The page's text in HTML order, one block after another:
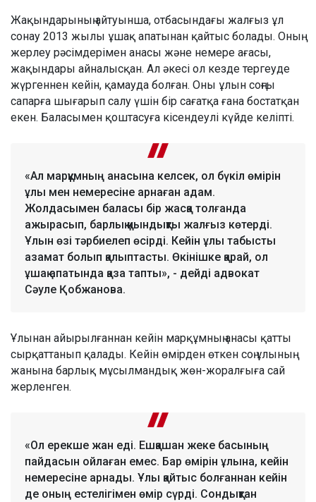
Жақындарының айтуынша, отбасындағы жалғыз ұл
сонау 2013 жылы ұшақ апатынан қайтыс болады. Оның
жерлеу рәсімдерімен анасы және немере ағасы,
жақындары айналысқан. Ал әкесі ол кезде тергеуде
жүргеннен кейін, қамауда болған. Оны ұлын соңғы
сапарға шығарып салу үшін бір сағатқа ғана бостатқан
екен. Баласымен қоштасуға кісендеулі күйде келіпті.
«Ал марқұмның анасына келсек, ол бүкіл өмірін
ұлы мен немересіне арнаған адам.
Жолдасымен баласы бір жасқа толғанда
ажырасып, барлық қиындықты жалғыз көтерді.
Ұлын өзі тәрбиелеп өсірді. Кейін ұлы табысты
азамат болып қалыптасты. Өкінішке қарай, ол
ұшақ апатында қаза тапты», - дейді адвокат
Сәуле Қобжанова.
Ұлынан айырылғаннан кейін марқұмның анасы қатты
сырқаттанып қалады. Кейін өмірден өткен соң ұлының
жанына барлық мұсылмандық жөн-жоралғыға сай
жерленген.
«Ол ерекше жан еді. Ешқашан жеке басының
пайдасын ойлаған емес. Бар өмірін ұлына, кейін
немересіне арнады. Ұлы қайтыс болғаннан кейін
де оның естелігімен өмір сүрді. Сондықтан